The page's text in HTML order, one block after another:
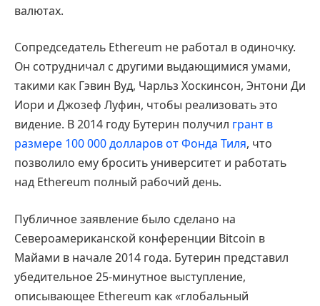
валютах.
Сопредседатель Ethereum не работал в одиночку.
Он сотрудничал с другими выдающимися умами,
такими как Гэвин Вуд, Чарльз Хоскинсон, Энтони Ди
Иори и Джозеф Луфин, чтобы реализовать это
видение. В 2014 году Бутерин получил грант в
размере 100 000 долларов от Фонда Тиля, что
позволило ему бросить университет и работать
над Ethereum полный рабочий день.
Публичное заявление было сделано на
Североамериканской конференции Bitcoin в
Майами в начале 2014 года. Бутерин представил
убедительное 25-минутное выступление,
описывающее Ethereum как «глобальный